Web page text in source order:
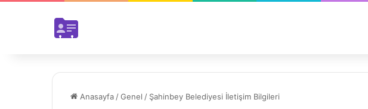
Anasayfa /Genel / Şahinbey Belediyesi İletişim Bilgileri